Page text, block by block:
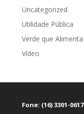
Uncategorized
Utilidade Pública
Verde que Alimenta
Vídeo
Fone: (16) 3301-0617